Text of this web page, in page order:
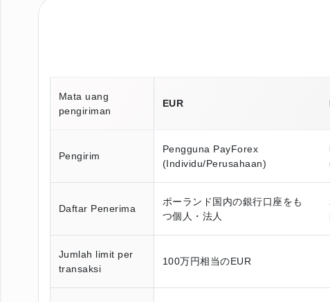
Mata uang
pengiriman
EUR
Pengirim
Pengguna PayForex
(Individu/Perusahaan)
Daftar Penerima
ポーランド国内の銀行口座をも
つ個人・法人
Jumlah limit per
transaksi
100万円相当のEUR